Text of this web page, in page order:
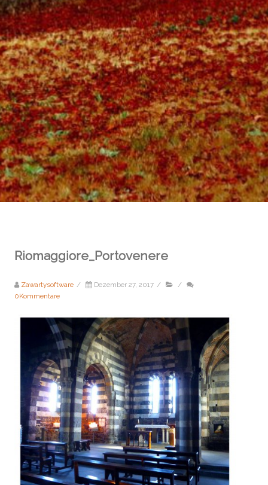
Riomaggiore_Portovenere
Zawartysoftware / Dezember 27, 2017 /
/
0Kommentare